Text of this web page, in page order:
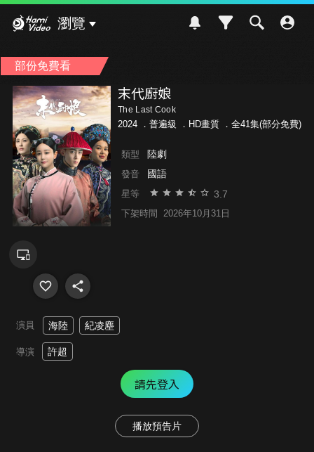
瀏覽
部份免費看
末代廚娘
The Last Cook
2024 ． 普遍級 ．HD畫質 ．全41集(部分免費)
類型 陸劇
發音 國語
星等 3.7
下架時間 2026年10月31日
演員 海陸 紀凌塵
導演 許超
請先登入
播放預告片